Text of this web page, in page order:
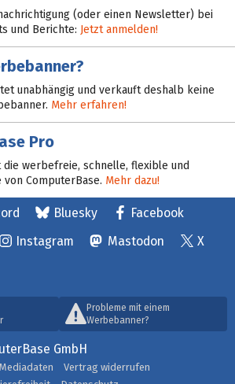
(oder einen Newsletter) bei
und Berichte: Jetzt anmelden!
unabhängig und verkauft deshalb keine
Mehr erfahren!
Pro
die werbefreie, schnelle, flexible und
ComputerBase. Mehr dazu!
Bluesky
Facebook
Instagram Mastodon
X
Probleme mit einem
Werbebanner?
GmbH
Mediadaten
Vertrag widerrufen